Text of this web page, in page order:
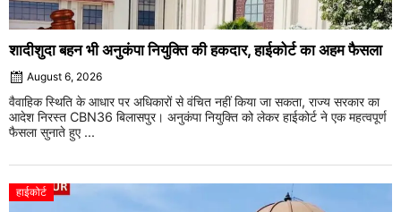
शादीशुदा बहन भी अनुकंपा नियुक्ति की हकदार, हाईकोर्ट का अहम फैसला
August 6, 2026
वैवाहिक स्थिति के आधार पर अधिकारों से वंचित नहीं किया जा सकता, राज्य सरकार का
आदेश निरस्त CBN36 बिलासपुर। अनुकंपा नियुक्ति को लेकर हाईकोर्ट ने एक महत्वपूर्ण
फैसला सुनाते हुए ...
हाईकोर्ट